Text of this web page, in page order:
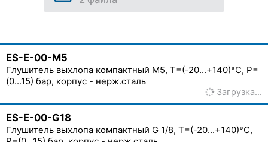
ES-E-00-M5
Глушитель выхлопа компактный M5, T=(-20...+140)°C, P=
(0...15) бар, корпус - нерж.сталь
Загрузка…
ES-E-00-G18
Глушитель выхлопа компактный G 1/8, T=(-20...+140)°C,